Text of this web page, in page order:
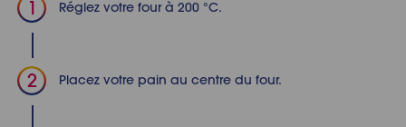
Réglez votre four à 200 °C.
Placez votre pain au centre du four.